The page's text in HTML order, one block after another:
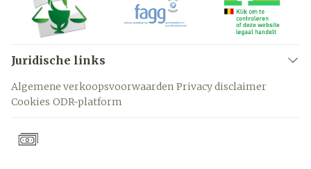
Juridische links
Algemene verkoopsvoorwaarden Privacy disclaimer
Cookies ODR-platform